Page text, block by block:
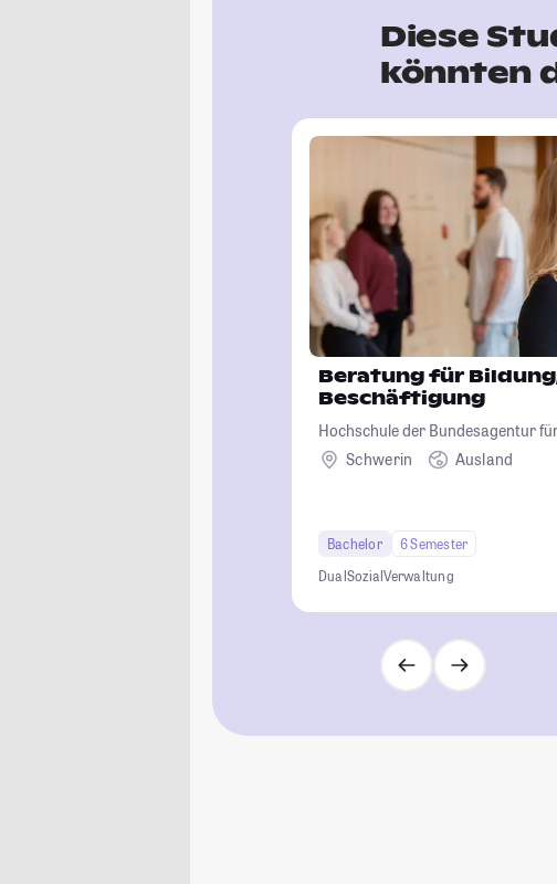
Diese
könnten
Beratung für
Beschäftigung
Hochschule der Bundesagentur
Schwerin
Ausland
Bachelor
6 Semester
DualSozialVerwaltung